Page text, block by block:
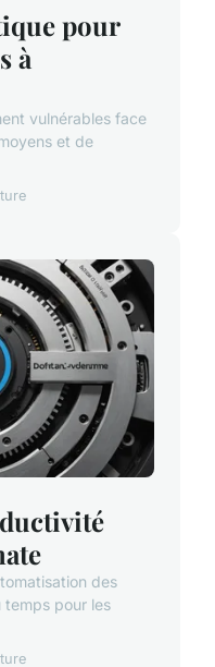
pour
à
vulnérables face
et de
des
pour les